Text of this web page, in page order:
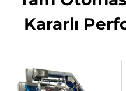
Kararlı